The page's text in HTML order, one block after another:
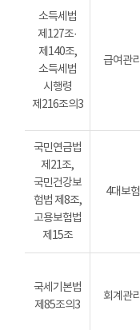
소득세법
제127조·
제140조,
소득세법
시행령
제216조의3
급여관리
국민연금법
제21조,
국민건강보
험법 제8조,
고용보험법
제15조
4대보험
국세기본법
제85조의3
회계관리